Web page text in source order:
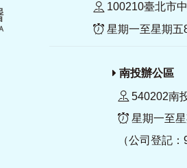
100210臺北市
星期一至星期五
南投辦公區
540202南
星期一至星
（公司登記